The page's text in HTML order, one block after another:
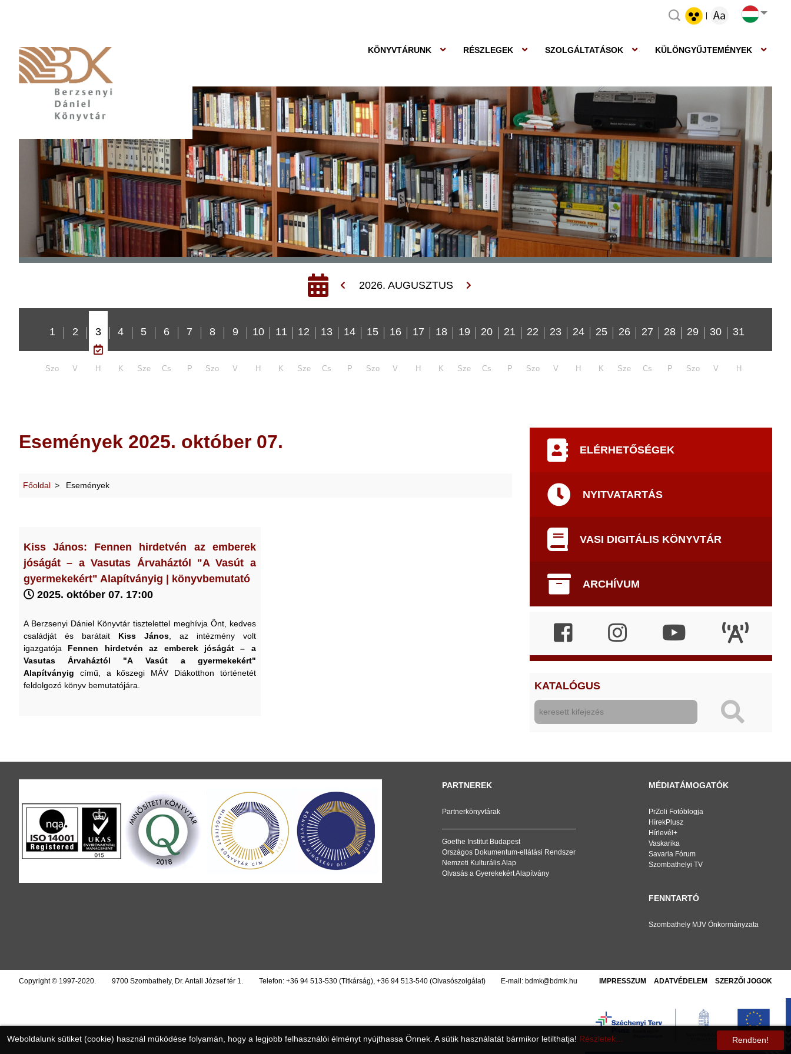
|
KÖNYVTÁRUNK RÉSZLEGEK SZOLGÁLTATÁSOK KÜLÖNGYŰJTEMÉNYEK
2026. AUGUSZTUS
1 2 3 4 5 6 7 8 9 10 11 12 13 14 15 16 17 18 19 20 21 22 23 24 25 26 27 28 29 30 31
Szo V H K Sze Cs P Szo V H K Sze Cs P Szo V H K Sze Cs P Szo V H K Sze Cs P Szo V H
Események 2025. október 07.
Főoldal Események
Kiss János: Fennen hirdetvén az emberek
jóságát – a Vasutas Árvaháztól "A Vasút a
gyermekekért" Alapítványig | könyvbemutató
2025. október 07. 17:00
A Berzsenyi Dániel Könyvtár tisztelettel meghívja Önt, kedves
családját és barátait Kiss János, az intézmény volt
igazgatója Fennen hirdetvén az emberek jóságát – a
Vasutas Árvaháztól "A Vasút a gyermekekért"
Alapítványig című, a kőszegi MÁV Diákotthon történetét
feldolgozó könyv bemutatójára.
ELÉRHETŐSÉGEK
NYITVATARTÁS
VASI DIGITÁLIS KÖNYVTÁR
ARCHÍVUM
KATALÓGUS
PARTNEREK
Partnerkönyvtárak
Goethe Institut Budapest
Országos Dokumentum-ellátási Rendszer
Nemzeti Kulturális Alap
Olvasás a Gyerekekért Alapítvány
MÉDIATÁMOGATÓK
PrZoli Fotóblogja
HírekPlusz
Hírlevél+
Vaskarika
Savaria Fórum
Szombathelyi TV
FENNTARTÓ
Szombathely MJV Önkormányzata
Copyright © 1997-2020. 9700 Szombathely, Dr. Antall József tér 1. Telefon: +36 94 513-530(Titkárság), +36 94 513-540(Olvasószolgálat) E-mail: bdmk@bdmk.hu IMPRESSZUM ADATVÉDELEM SZERZŐI JOGOK
Weboldalunk sütiket (cookie) használ működése folyamán, hogy a legjobb felhasználói élményt nyújthassa Önnek. A sütik használatát bármikor letilthatja! Részletek... Rendben!